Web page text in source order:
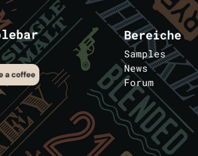
Bereiche
Samples
News
Forum